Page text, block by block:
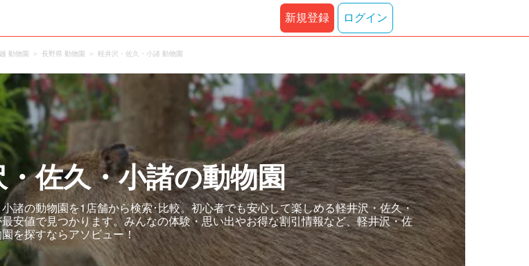
新規登録 ログイン
動物園 長野県 動物園 軽井沢・佐久・小諸 動物園
佐久・小諸の動物園
諸の動物園を1店舗から検索･比較。初心者でも安心して楽しめる軽井沢・佐久・
安値で見つかります。みんなの体験・思い出やお得な割引情報など、軽井沢・佐
を探すならアソビュー！